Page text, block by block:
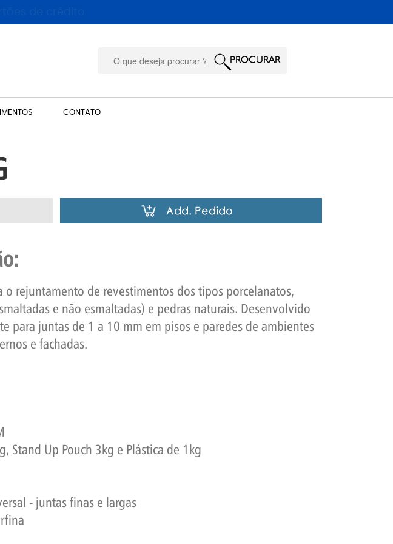
CONTATO
o rejuntamento de revestimentos dos tipos porcelanatos,
e não esmaltadas) e pedras naturais. Desenvolvido
para juntas de 1 a 10 mm em pisos e paredes de ambientes
e fachadas.
Stand Up Pouch 3kg e Plástica de 1kg
- juntas finas e largas